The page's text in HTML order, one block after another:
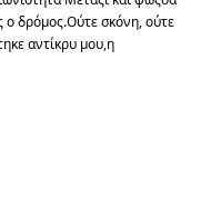
ο δρόμος.Ούτε σκόνη, ούτε
αντίκρυ μου,η